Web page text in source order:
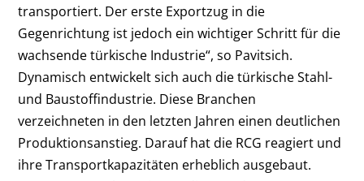
transportiert. Der erste Exportzug in die
Gegenrichtung ist jedoch ein wichtiger Schritt für die
wachsende türkische Industrie“, so Pavitsich.
Dynamisch entwickelt sich auch die türkische Stahl-
und Baustoffindustrie. Diese Branchen
verzeichneten in den letzten Jahren einen deutlichen
Produktionsanstieg. Darauf hat die RCG reagiert und
ihre Transportkapazitäten erheblich ausgebaut.